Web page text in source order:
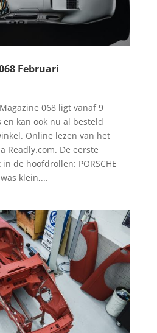
Februari
068 ligt vanaf 9
kan ook nu al besteld
Online lezen van het
Readly.com. De eerste
de hoofdrollen: PORSCHE
was klein,...